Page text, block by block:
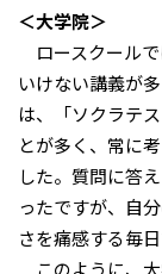
＜大学院＞
ロースクール
いけない講義が
は、「ソクラテ
とが多く、常に
した。質問に答
ったですが、自
さを痛感する毎日
このように、